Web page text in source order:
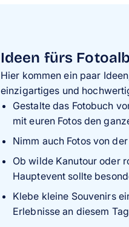
Ideen fürs
Hier kommen ein paar
einzigartiges und
Gestalte das Fotobuch
mit euren Fotos den
Nimm auch Fotos von
Ob wilde Kanutour oder
Hauptevent sollte
Klebe kleine Souvenirs
Erlebnisse an diesem